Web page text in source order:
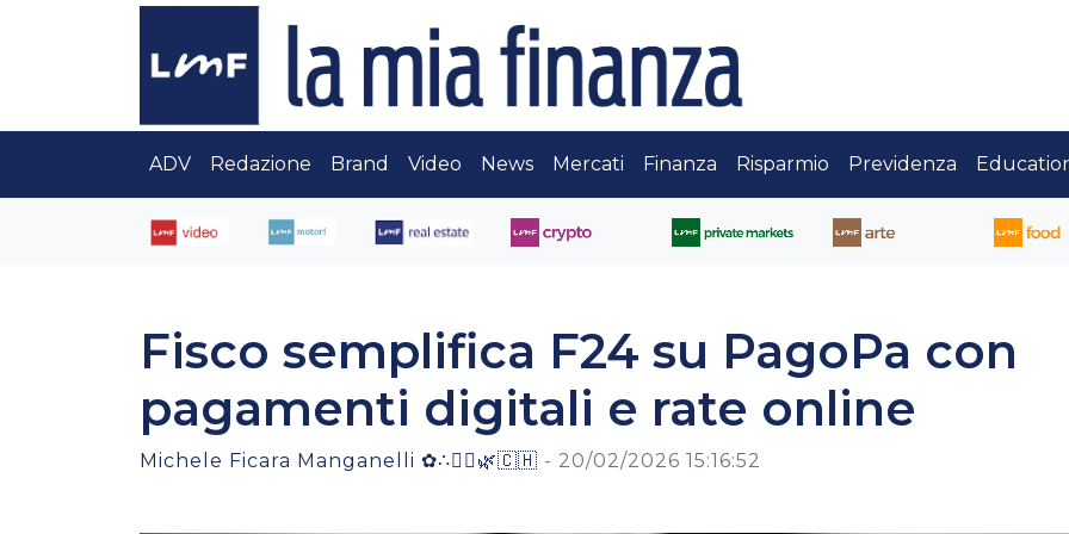
ADV Redazione Brand Video News Mercati Finanza Risparmio Previdenza
Fisco semplifica F24 su PagoPa con
pagamenti digitali e rate online
Michele Ficara Manganelli ✿∴♛🌿🇨🇭 - 20/02/2026 15:16:52